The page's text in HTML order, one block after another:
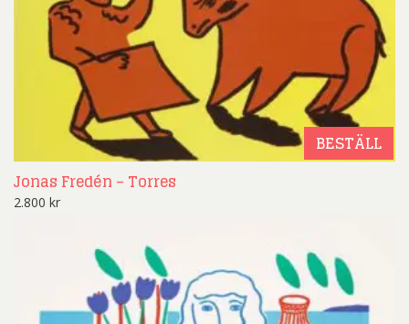
BESTÄLL
Jonas Fredén – Torres
2.800 kr